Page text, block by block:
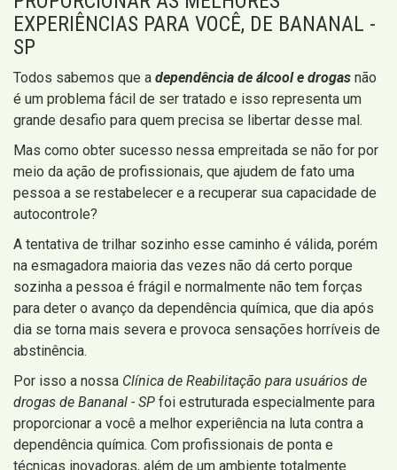
EXPERIÊNCIAS PARA VOCÊ, DE BANANAL -
SP
Todos sabemos que a dependência de álcool e drogas não
é um problema fácil de ser tratado e isso representa um
grande desafio para quem precisa se libertar desse mal.
Mas como obter sucesso nessa empreitada se não for por
meio da ação de profissionais, que ajudem de fato uma
pessoa a se restabelecer e a recuperar sua capacidade de
autocontrole?
A tentativa de trilhar sozinho esse caminho é válida, porém
na esmagadora maioria das vezes não dá certo porque
sozinha a pessoa é frágil e normalmente não tem forças
para deter o avanço da dependência química, que dia após
dia se torna mais severa e provoca sensações horríveis de
abstinência.
Por isso a nossa Clínica de Reabilitação para usuários de
drogas de Bananal - SP foi estruturada especialmente para
proporcionar a você a melhor experiência na luta contra a
dependência química. Com profissionais de ponta e
técnicas inovadoras, além de um ambiente totalmente